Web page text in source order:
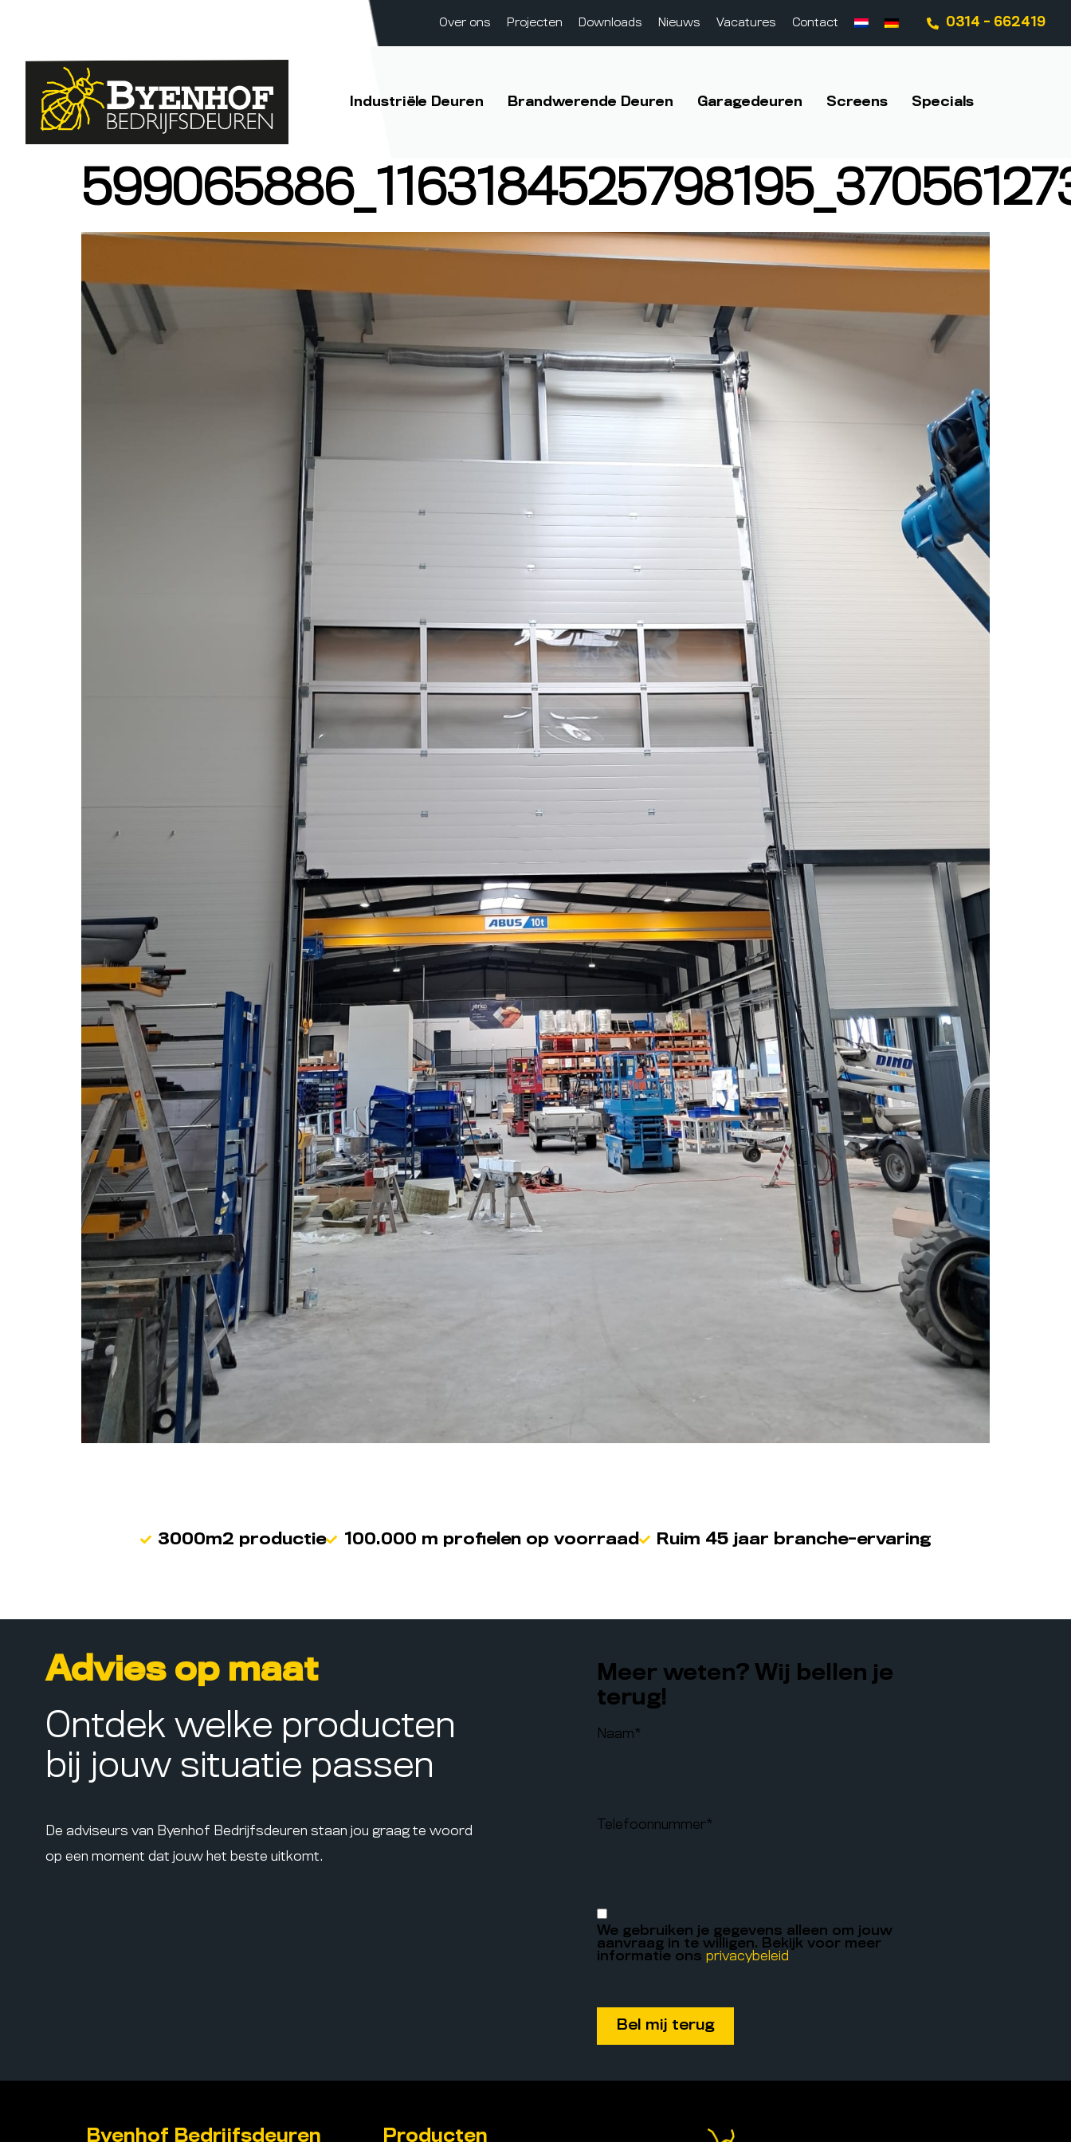
Over ons Projecten Downloads Nieuws Vacatures Contact 0314 - 662419
Industriële Deuren Brandwerende Deuren Garagedeuren Screens Specials
3000m2 productie 100.000 m profielen op voorraad Ruim 45 jaar branche-ervaring
Advies op maat
Ontdek welke producten
bij jouw situatie passen
De adviseurs van Byenhof Bedrijfsdeuren staan jou graag te woord
op een moment dat jouw het beste uitkomt.
Meer weten? Wij bellen je
terug!
Naam*
Telefoonnummer*
We gebruiken je gegevens alleen om jouw
aanvraag in te willigen. Bekijk voor meer
informatie onsprivacybeleid
Byenhof Bedrijfsdeuren Producten